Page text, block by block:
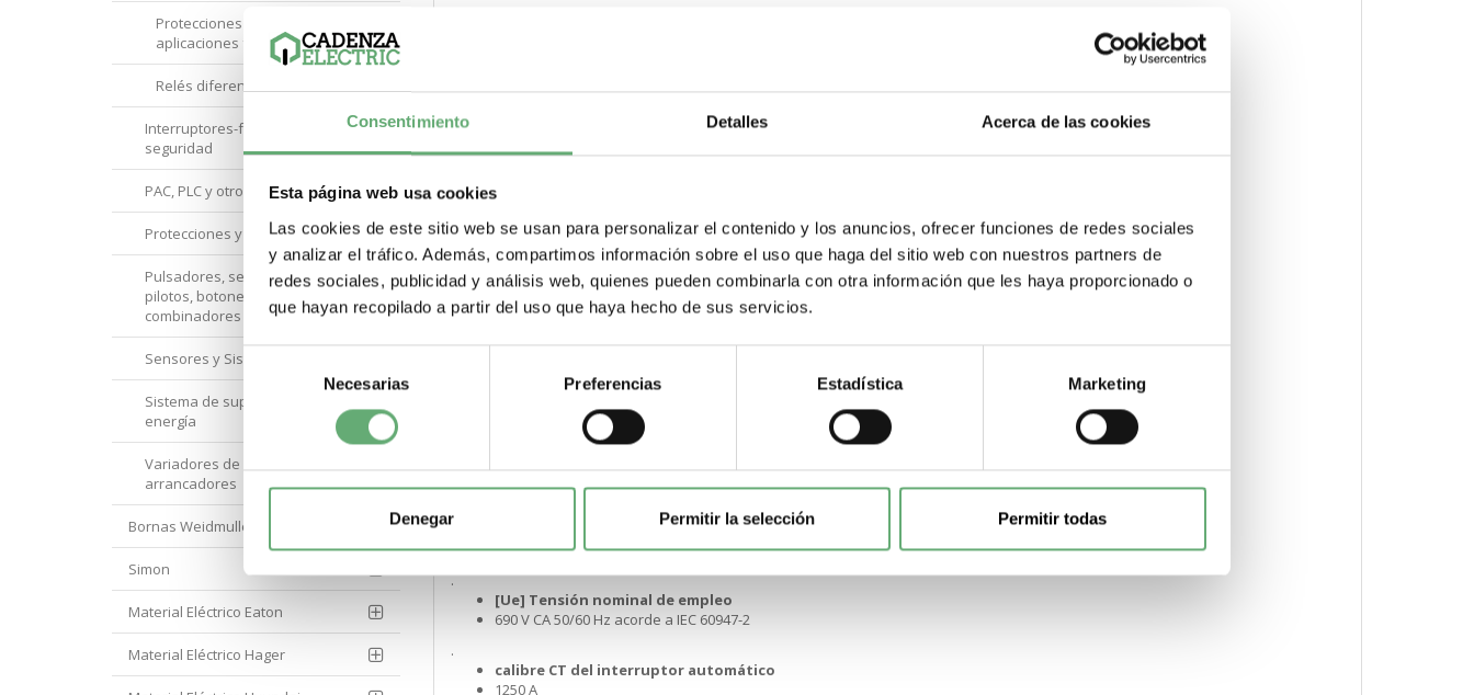
Consentimiento Detalles Acerca de las cookies
Esta página web usa cookies
Las cookies de este sitio web se usan para personalizar el contenido y los anuncios, ofrecer funciones de redes sociales
y analizar el tráfico. Además, compartimos información sobre el uso que haga del sitio web con nuestros partners de
redes sociales, publicidad y análisis web, quienes pueden combinarla con otra información que les haya proporcionado o
que hayan recopilado a partir del uso que haya hecho de sus servicios.
de
consentimiento
Necesarias Preferencias Estadística Marketing
Denegar Permitir la selección Permitir todas
.
.
Pulsador
.
Tipo de montaje
.
Soporte de montaje
[In] Corriente nominal
1250 A en 40 °C
[Uimp] Resistencia a picos de tensión
12 kV acorde a IEC 60947-2
.
[Ue] Tensión nominal de empleo
690 V CA 50/60 Hz acorde a IEC 60947-2
.
calibre CT del interruptor automático
1250 A
Protecciones para
aplicaciones fotovoltaicas
Relés diferenciales
Interruptores-fusible y de
seguridad
PAC, PLC y otros controladores
Protecciones y Control
Pulsadores, selectores,
pilotos, botoneras y
combinadores
Sensores y Sistemas RFID
Sistema de supervisión de
energía
Variadores de velocidad y
arrancadores
Bornas Weidmuller
Simon
Material Eléctrico Eaton
Material Eléctrico Hager